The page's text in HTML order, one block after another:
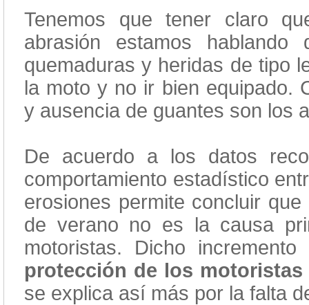
Tenemos que tener claro
abrasión estamos
quemaduras y heridas de tipo
la moto y no ir bien equipado.
y ausencia de guantes son los
De acuerdo a los datos
comportamiento estadístico
erosiones permite concluir
de verano no es la causa
motoristas. Dicho
protección de los motoristas
se explica así más por la falta